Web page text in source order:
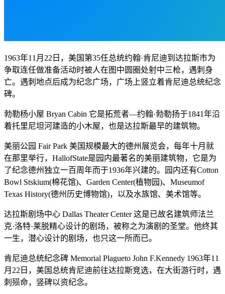
1963年11月22日，美国第35任总统约翰·肯尼迪到达拉斯市为
争取连任做准备活动时被人在图中圆圈处射中三枪，遇刺身
亡。遇刺地点后成为纪念广场，广场上竖立着肯尼迪总统纪念
碑。
勃勒杨小屋 Bryan Cabin 它是拓荒者—约翰·勃勒扬于1841年沿
着托里尼坦河建造的小木屋，也是达拉斯最早的建筑物。
美丽公园 Fair Park 美国规模最大的德州展览会，每年十月就
在那里举行，HallofState是园内最著名的美丽建筑物，它是为
了纪念德州独立一百周年而于1936年兴建的。园内还有Cotton
Bowl Stskium(棉花馆)、Garden Center(植物园)、Museumof
Texas History(德州历史博物馆)，以及水族馆、美术馆等。
达拉斯剧场中心 Dallas Theater Center 这是已故名建筑师法兰
克·洛特·莱脱精心设计的剧场，被称之为演剧的圣堂。他终其
一生，潜心设计的剧场，也只这一所而已。
肯尼迪总统纪念碑 Memorial Plagueto John F.Kennedy 1963年11
月22日，美国总统肯尼迪前往达拉斯竞选，在大街游行时，遇
刺殒命，竖碑以资纪念。